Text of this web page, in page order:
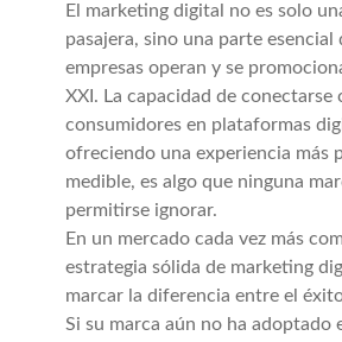
El marketing digital no es solo
pasajera, sino una parte esencial
empresas operan y se
XXI. La capacidad de conectarse
consumidores en plataformas
ofreciendo una experiencia más
medible, es algo que ninguna
permitirse ignorar.
En un mercado cada vez más
estrategia sólida de marketing
marcar la diferencia entre el
Si su marca aún no ha adoptado